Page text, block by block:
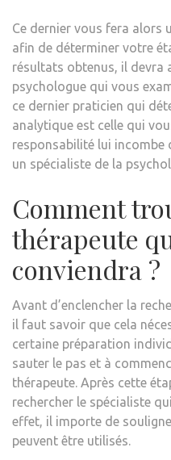
Ce dernier vous fera alors
afin de déterminer votre
résultats obtenus, il devra
psychologue qui vous
ce dernier praticien qui
analytique est celle qui
responsabilité lui incombe
un spécialiste de la
Comment
thérapeute
conviendra ?
Avant d’enclencher la
il faut savoir que cela
certaine préparation
sauter le pas et à
thérapeute. Après cette
rechercher le spécialiste
effet, il importe de
peuvent être utilisés.